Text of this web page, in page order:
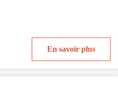
En savoir plus